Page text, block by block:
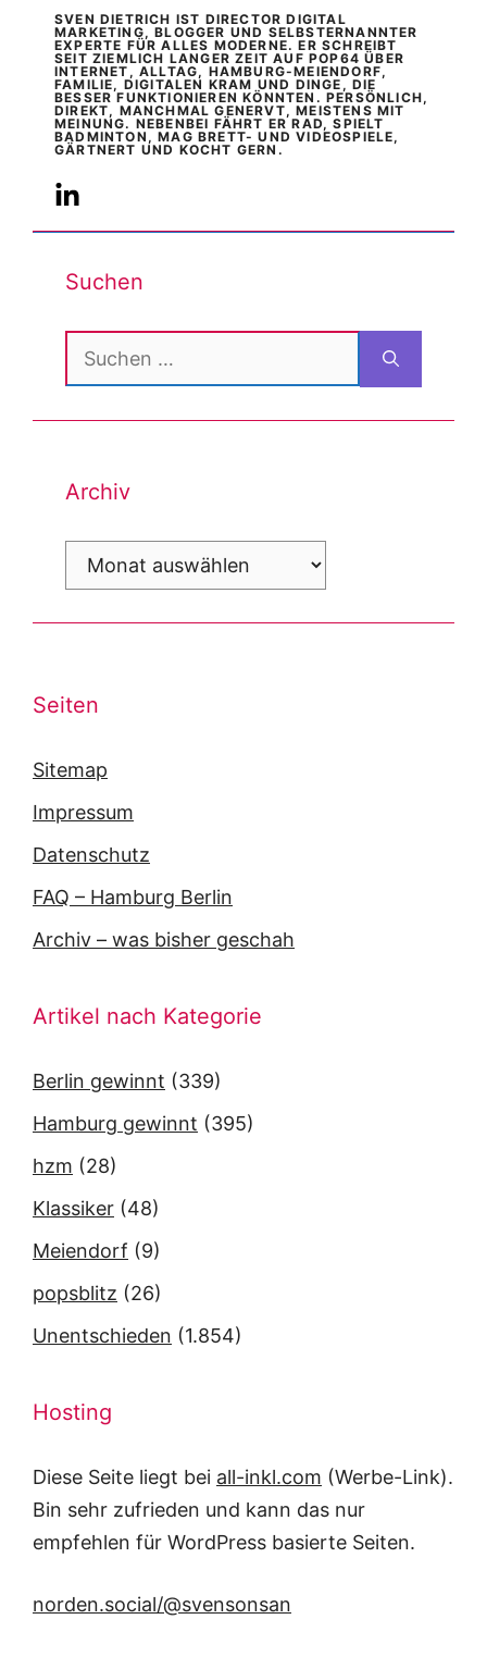
SVEN DIETRICH IST DIRECTOR DIGITAL
MARKETING, BLOGGER UND SELBSTERNANNTER
EXPERTE FÜR ALLES MODERNE. ER SCHREIBT
SEIT ZIEMLICH LANGER ZEIT AUF POP64 ÜBER
INTERNET, ALLTAG, HAMBURG-MEIENDORF,
FAMILIE, DIGITALEN KRAM UND DINGE, DIE
BESSER FUNKTIONIEREN KÖNNTEN. PERSÖNLICH,
DIREKT, MANCHMAL GENERVT, MEISTENS MIT
MEINUNG. NEBENBEI FÄHRT ER RAD, SPIELT
BADMINTON, MAG BRETT- UND VIDEOSPIELE,
GÄRTNERT UND KOCHT GERN.
Suchen
Suchen
nach:
Archiv
Archiv
Seiten
Sitemap
Impressum
Datenschutz
FAQ – Hamburg Berlin
Archiv – was bisher geschah
Artikel nach Kategorie
Berlin gewinnt (339)
Hamburg gewinnt (395)
hzm (28)
Klassiker (48)
Meiendorf (9)
popsblitz (26)
Unentschieden (1.854)
Hosting
Diese Seite liegt bei all-inkl.com (Werbe-Link).
Bin sehr zufrieden und kann das nur
empfehlen für WordPress basierte Seiten.
norden.social/@svensonsan